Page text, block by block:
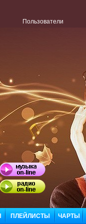
Пользователи
ПЛЕЙЛИСТЫ ЧАРТЫ